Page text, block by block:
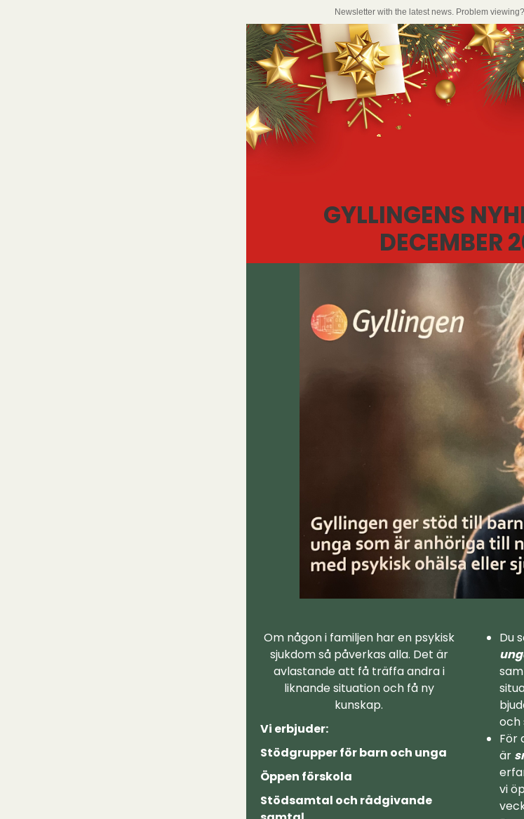
Newsletter with the latest news. Problem viewing?
GYLLINGENS
DECEMBER
Om någon i familjen har en psykisk
sjukdom så påverkas alla. Det är
avlastande att få träffa andra i
liknande situation och få ny
kunskap.
Vi erbjuder:
Stödgrupper för barn och unga
Öppen förskola
Stödsamtal och rådgivande
Du
och
För
är
vi